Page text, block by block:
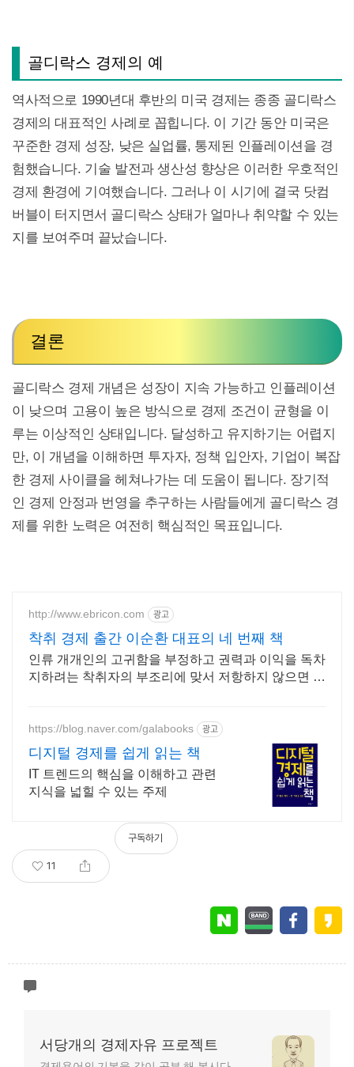
골디락스 경제의 예
역사적으로 1990년대 후반의 미국 경제는 종종 골디락스
경제의 대표적인 사례로 꼽힙니다. 이 기간 동안 미국은
꾸준한 경제 성장, 낮은 실업률, 통제된 인플레이션을 경
험했습니다. 기술 발전과 생산성 향상은 이러한 우호적인
경제 환경에 기여했습니다. 그러나 이 시기에 결국 닷컴
버블이 터지면서 골디락스 상태가 얼마나 취약할 수 있는
지를 보여주며 끝났습니다.
결론
골디락스 경제 개념은 성장이 지속 가능하고 인플레이션
이 낮으며 고용이 높은 방식으로 경제 조건이 균형을 이
루는 이상적인 상태입니다. 달성하고 유지하기는 어렵지
만, 이 개념을 이해하면 투자자, 정책 입안자, 기업이 복잡
한 경제 사이클을 헤쳐나가는 데 도움이 됩니다. 장기적
인 경제 안정과 번영을 추구하는 사람들에게 골디락스 경
제를 위한 노력은 여전히 핵심적인 목표입니다.
http://www.ebricon.com 광고
착취 경제 출간 이순환 대표의 네 번째 책
인류 개개인의 고귀함을 부정하고 권력과 이익을 독차
지하려는 착취자의 부조리에 맞서 저항하지 않으면 우
https://blog.naver.com/galabooks 광고
디지털 경제를 쉽게 읽는 책
IT 트렌드의 핵심을 이해하고 관련
지식을 넓힐 수 있는 주제
11
구독하기
서당개의 경제자유 프로젝트